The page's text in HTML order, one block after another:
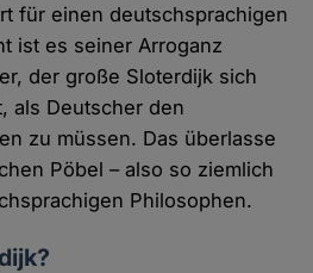
für einen deutschsprachigen
ist es seiner Arroganz
der große Sloterdijk sich
als Deutscher den
zu müssen. Das überlasse
Pöbel – also so ziemlich
Philosophen.